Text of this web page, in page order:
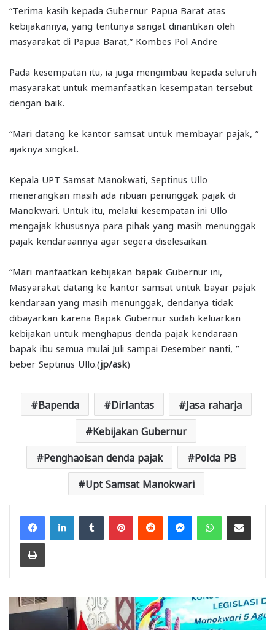
“Terima kasih kepada Gubernur Papua Barat atas
kebijakannya, yang tentunya sangat dinantikan oleh
masyarakat di Papua Barat,” Kombes Pol Andre
Pada kesempatan itu, ia juga mengimbau kepada seluruh
masyarakat untuk memanfaatkan kesempatan tersebut
dengan baik.
“Mari datang ke kantor samsat untuk membayar pajak, ”
ajaknya singkat.
Kepala UPT Samsat Manokwati, Septinus Ullo
menerangkan masih ada ribuan penunggak pajak di
Manokwari. Untuk itu, melalui kesempatan ini Ullo
mengajak khususnya para pihak yang masih menunggak
pajak kendaraannya agar segera diselesaikan.
“Mari manfaatkan kebijakan bapak Gubernur ini,
Masyarakat datang ke kantor samsat untuk bayar pajak
kendaraan yang masih menunggak, dendanya tidak
dibayarkan karena Bapak Gubernur sudah keluarkan
kebijakan untuk menghapus denda pajak kendaraan
bapak ibu semua mulai Juli sampai Desember nanti, ”
beber Septinus Ullo.(jp/ask)
Bapenda Dirlantas Jasa raharja
Kebijakan Gubernur
Penghaoisan denda pajak Polda PB
Upt Samsat Manokwari
FacebookLinkedInTumblr PinterestReddit MessengerWhatsAppShare via Email
Print